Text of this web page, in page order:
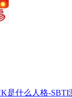
是什么人格-SBTI